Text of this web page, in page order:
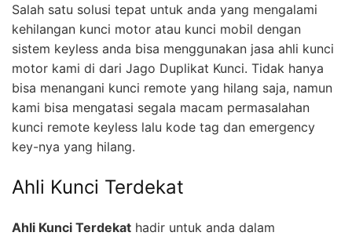
Salah satu solusi tepat untuk anda yang mengalami
kehilangan kunci motor atau kunci mobil dengan
sistem keyless anda bisa menggunakan jasa ahli kunci
motor kami di dari Jago Duplikat Kunci. Tidak hanya
bisa menangani kunci remote yang hilang saja, namun
kami bisa mengatasi segala macam permasalahan
kunci remote keyless lalu kode tag dan emergency
key-nya yang hilang.
Ahli Kunci Terdekat
Ahli Kunci Terdekat hadir untuk anda dalam